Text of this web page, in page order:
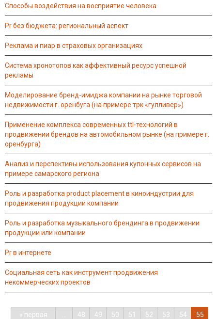
способы воздействия на восприятие человека
pr без бюджета: региональный аспект
реклама и пиар в страховых организациях
система хронотопов как эффективный ресурс успешной
рекламы
моделирование бренд-имиджа компании на рынке торговой
недвижимости г. оренбуга (на примере трк «гулливер»)
применение комплекса современных ttl-технологий в
продвижении брендов на автомобильном рынке (на примере г.
оренбурга)
анализ и перспективы использования купонных сервисов на
примере самарского региона
роль и разработка product placement в киноиндустрии для
продвижения продукции компании
роль и разработка музыкального брендинга в продвижении
продукции или компании
pr в интернете
социальная сеть как инструмент продвижения
некоммерческих проектов
« первая 48 49 50 51 52 53 54
55